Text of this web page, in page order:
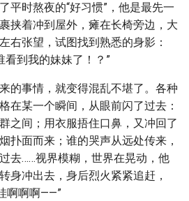
平时熬夜的“好习惯”，他是最先一
挟着冲到屋外，瘫在长椅旁边，大
右张望，试图找到熟悉的身影：
看到我的妹妹了！？”
的事情，就变得混乱不堪了。各种
在某一个瞬间，从眼前闪了过去：
之间；用衣服捂住口鼻，又冲回了
扑面而来；谁的哭声从远处传来，
去……视界模糊，世界在晃动，他
身冲出去，身后烈火紧紧追赶，
啊啊啊——”